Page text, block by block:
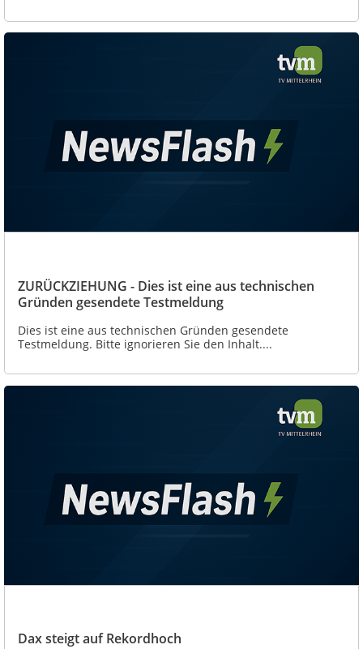
ZURÜCKZIEHUNG - Dies ist eine aus technischen
Gründen gesendete Testmeldung
Dies ist eine aus technischen Gründen gesendete
Testmeldung. Bitte ignorieren Sie den Inhalt....
Dax steigt auf Rekordhoch